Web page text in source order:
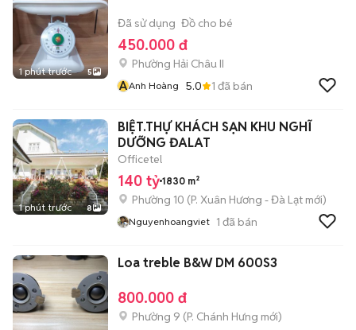
1 phút trước 5
Đã sử dụng Đồ cho bé
450.000 đ
Phường Hải Châu II
AAnh Hoàng 5.0 1 đã bán
1 phút trước 8
BIỆT.THỰ KHÁCH SẠN KHU NGHĨ
DƯỠNG ĐALAT
Officetel
140 tỷ 1830 m²
Phường 10 (P. Xuân Hương - Đà Lạt mới)
Nguyenhoangviet 1 đã bán
Loa treble B&W DM 600S3
800.000 đ
Phường 9 (P. Chánh Hưng mới)